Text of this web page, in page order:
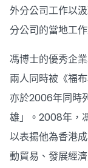
外分公司工作以
分公司的當地工
馮博士的優秀企
兩人同時被《福
亦於2006年同時
雄」。2008年，
以表揚他為香港
動貿易、發展經